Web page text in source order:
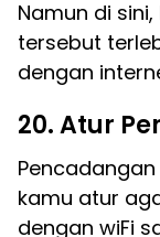
Namun di
tersebut
dengan
20. Atur
kamu atur
dengan wiFi